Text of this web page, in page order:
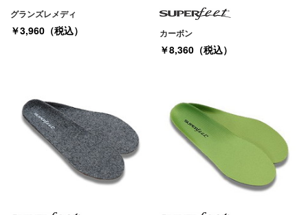
グランズレメディ
￥3,960（税込） カーボン
￥8,360（税込）